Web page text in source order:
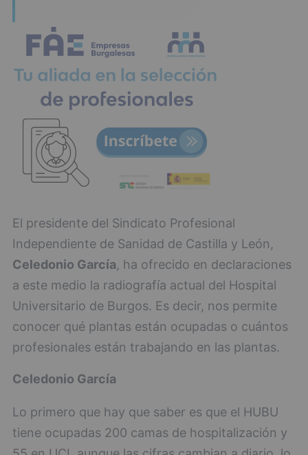
El presidente del Sindicato Profesional
Independiente de Sanidad de Castilla y León,
Celedonio García, ha ofrecido en declaraciones
a este medio la radiografía actual del Hospital
Universitario de Burgos. Es decir, nos permite
conocer qué plantas están ocupadas o cuántos
profesionales están trabajando en las plantas.
Celedonio García
Lo primero que hay que saber es que el HUBU
tiene ocupadas 200 camas de hospitalización y